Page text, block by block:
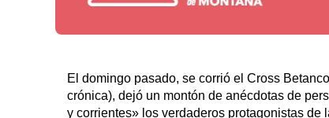
El domingo pasado, se corrió el Cross
crónica), dejó un montón de anécdotas de
y corrientes» los verdaderos protagonistas de